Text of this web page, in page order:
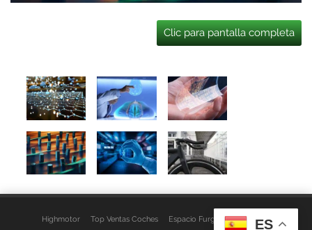
Clic para pantalla completa
Highmotor Top Ventas Coches Espacio Furgo Aviso Legal
ES